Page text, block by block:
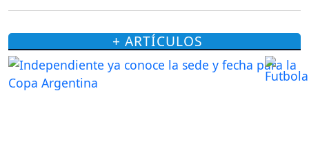
+ ARTÍCULOS